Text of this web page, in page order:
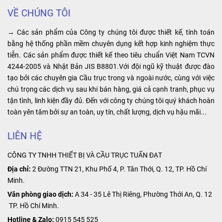
công trình,
nhà máy,
nhà xưởng
sản xuất,
…
hướng dẫn lực
chọn loại
palang phù hợp
với nhu cầu và
mục đích sử
dụng của quý
khách hảng.
các đoạn ray
khớp nối ray
điện cầu trục
3P giúp đảm
bảo sự liên kết
chắc chắn và
ổn định giữa
các đoạn ray,
tạo ra một hệ
xuất trong hệ
thống công
nghiệp. Điểm
đặc biệt của
sản phẩm là
khả năng cung
cấp nguồn điện
ổn định và liên
công nghiệp.
VỀ CHÚNG TÔI
→ Các sản phẩm của Công ty chúng tôi được thiết kế, tính toán
bằng hệ thống phần mềm chuyên dụng kết hợp kinh nghiệm thực
tiễn. Các sản phẩm được thiết kế theo tiêu chuẩn Việt Nam TCVN
4244-2005 và Nhật Bản JIS B8801.Với đội ngũ kỹ thuật được đào
tạo bởi các chuyên gia Cầu trục trong và ngoài nước, cùng với việc
chú trọng các dịch vụ sau khi bán hàng, giá cả cạnh tranh, phục vụ
tận tình, linh kiện đầy đủ. Đến với công ty chúng tôi quý khách hoàn
toàn yên tâm bởi sự an toàn, uy tín, chất lượng, dịch vụ hậu mãi...
LIÊN HỆ
CÔNG TY TNHH THIẾT BỊ VÀ CẦU TRỤC TUẤN ĐẠT
Địa chỉ: 2 Đường TTN 21, Khu Phố 4, P. Tân Thới, Q. 12, TP. Hồ Chí
Minh.
Văn phòng giao dịch: A 34 - 35 Lê Thị Riêng, Phường Thới An, Q. 12
TP. Hồ Chí Minh.
Hotline & Zalo: 0915 545 525